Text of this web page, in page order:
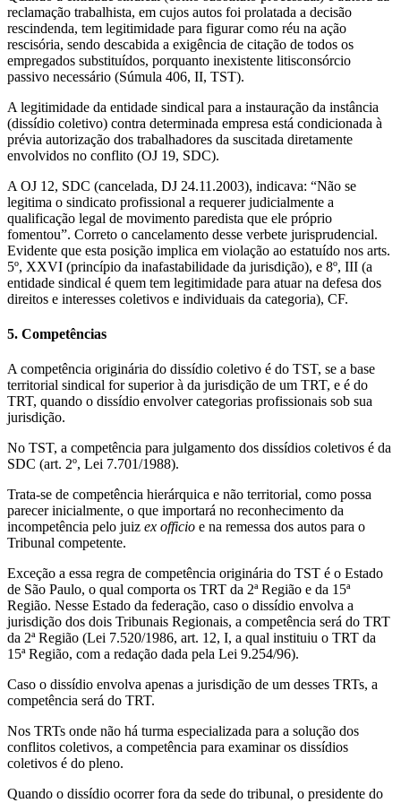
reclamação trabalhista, em cujos autos foi prolatada a decisão
rescindenda, tem legitimidade para figurar como réu na ação
rescisória, sendo descabida a exigência de citação de todos os
empregados substituídos, porquanto inexistente litisconsórcio
passivo necessário (Súmula 406, II, TST).
A legitimidade da entidade sindical para a instauração da instância
(dissídio coletivo) contra determinada empresa está condicionada à
prévia autorização dos trabalhadores da suscitada diretamente
envolvidos no conflito (OJ 19, SDC).
A OJ 12, SDC (cancelada, DJ 24.11.2003), indicava: “Não se
legitima o sindicato profissional a requerer judicialmente a
qualificação legal de movimento paredista que ele próprio
fomentou”. Correto o cancelamento desse verbete jurisprudencial.
Evidente que esta posição implica em violação ao estatuído nos arts.
5º, XXVI (princípio da inafastabilidade da jurisdição), e 8º, III (a
entidade sindical é quem tem legitimidade para atuar na defesa dos
direitos e interesses coletivos e individuais da categoria), CF.
5. Competências
A competência originária do dissídio coletivo é do TST, se a base
territorial sindical for superior à da jurisdição de um TRT, e é do
TRT, quando o dissídio envolver categorias profissionais sob sua
jurisdição.
No TST, a competência para julgamento dos dissídios coletivos é da
SDC (art. 2º, Lei 7.701/1988).
Trata-se de competência hierárquica e não territorial, como possa
parecer inicialmente, o que importará no reconhecimento da
incompetência pelo juiz ex officio e na remessa dos autos para o
Tribunal competente.
Exceção a essa regra de competência originária do TST é o Estado
de São Paulo, o qual comporta os TRT da 2ª Região e da 15ª
Região. Nesse Estado da federação, caso o dissídio envolva a
jurisdição dos dois Tribunais Regionais, a competência será do TRT
da 2ª Região (Lei 7.520/1986, art. 12, I, a qual instituiu o TRT da
15ª Região, com a redação dada pela Lei 9.254/96).
Caso o dissídio envolva apenas a jurisdição de um desses TRTs, a
competência será do TRT.
Nos TRTs onde não há turma especializada para a solução dos
conflitos coletivos, a competência para examinar os dissídios
coletivos é do pleno.
Quando o dissídio ocorrer fora da sede do tribunal, o presidente do